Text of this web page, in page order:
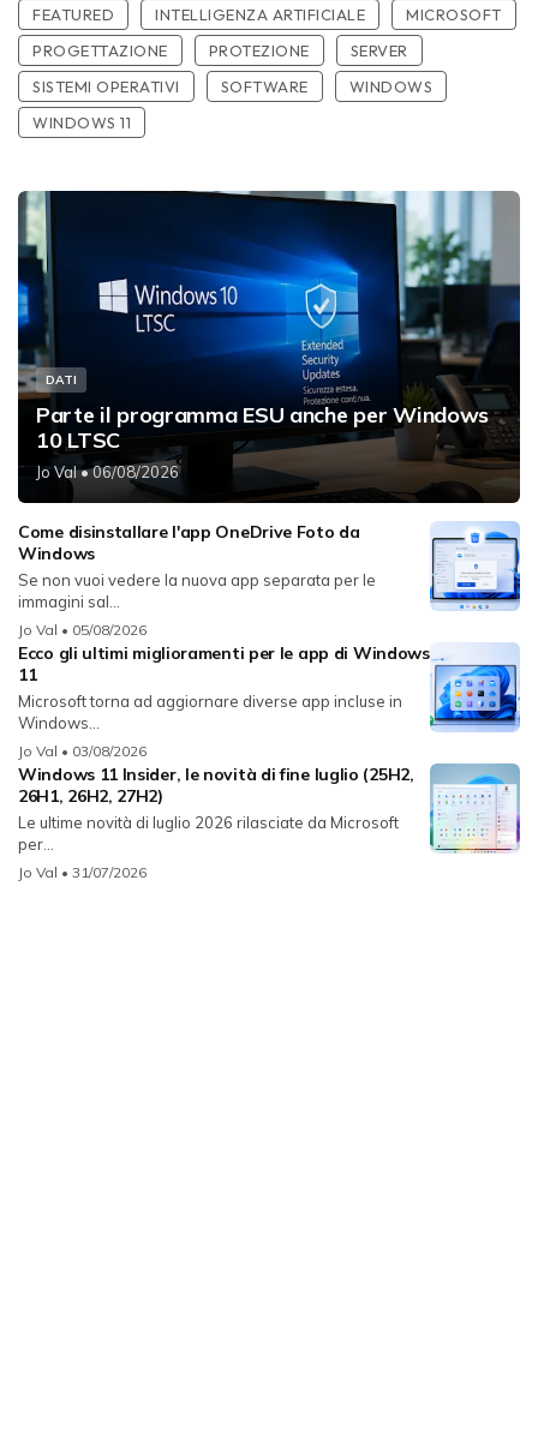
FEATURED
INTELLIGENZA ARTIFICIALE
MICROSOFT
PROGETTAZIONE
PROTEZIONE
SERVER
SISTEMI OPERATIVI
SOFTWARE
WINDOWS
WINDOWS 11
DATI
Parte il programma ESU anche per Windows
10 LTSC
Jo Val• 06/08/2026
Come disinstallare l'app OneDrive Foto da
Windows
Se non vuoi vedere la nuova app separata per le
immagini sal...
Jo Val • 05/08/2026
Ecco gli ultimi miglioramenti per le app di Windows
11
Microsoft torna ad aggiornare diverse app incluse in
Windows...
Jo Val • 03/08/2026
Windows 11 Insider, le novità di fine luglio (25H2,
26H1, 26H2, 27H2)
Le ultime novità di luglio 2026 rilasciate da Microsoft
per...
Jo Val • 31/07/2026